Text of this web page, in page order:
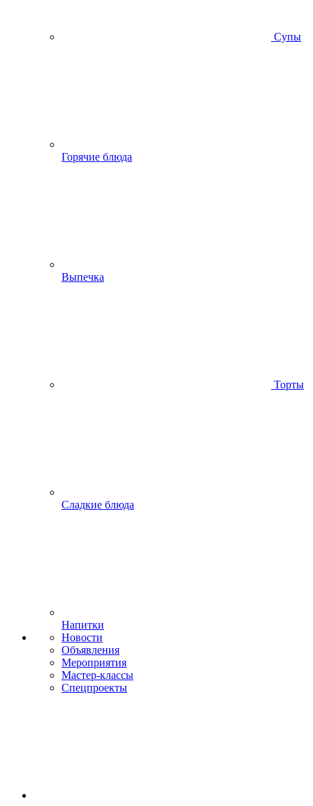
Супы
Горячие блюда
Выпечка
Торты
Сладкие блюда
Напитки
Новости
Объявления
Мероприятия
Мастер-классы
Спецпроекты